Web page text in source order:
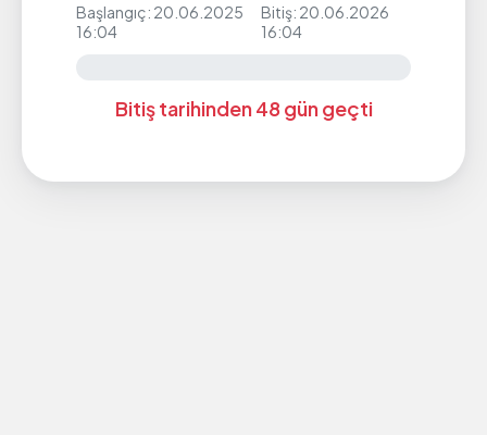
Başlangıç: 20.06.2025
16:04
Bitiş: 20.06.2026
16:04
Bitiş tarihinden 48 gün geçti